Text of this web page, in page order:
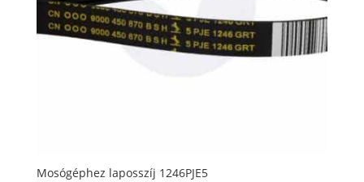
Mosógéphez laposszíj 1246PJE5